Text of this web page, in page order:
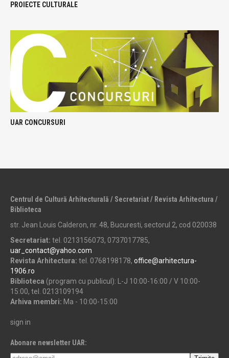
PROIECTE CULTURALE
UAR CONCURSURI
Centrul de Cultură Arhitecturală / Secretariat / Revista Arhitectura /
Biblioteca
str. Jean Louis Calderon, nr. 48, Bucuresti, sectorul 2, cod 020038
Secretariat: tel. 0213156073, 0737017785,
uar_contact@yahoo.com
Revista Arhitectura: tel. 0768198178, office@arhitectura-
1906.ro
Biblioteca (program cu publicul): L-J 10:00-16:00 / V 10:00-
15:00, tel. 0213109194
Arhiva membri: Ma - 10:00-15:00
sign in
Abonare newsletter UAR: